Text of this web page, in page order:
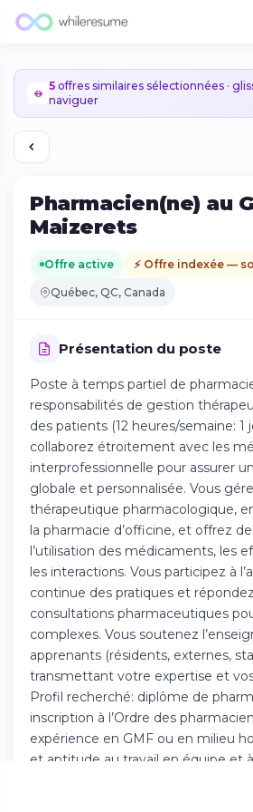
5 offres similaires sélectionnées ·
naviguer
Pharmacien(ne) au
Maizerets
Offre active ⚡ Offre indexée —
Québec, QC, Canada
Présentation du poste
Poste à temps partiel de
responsabilités de gestion
des patients (12 heures/semaine: 1
collaborez étroitement avec les
interprofessionnelle pour assurer
globale et personnalisée. Vous
thérapeutique pharmacologique,
la pharmacie d’officine, et offrez
l’utilisation des médicaments, les
les interactions. Vous participez à
continue des pratiques et
consultations pharmaceutiques
complexes. Vous soutenez
apprenants (résidents, externes,
transmettant votre expertise et
Profil recherché: diplôme de
inscription à l’Ordre des
expérience en GMF ou en milieu
et aptitude au travail en équipe et
Continuer sur iPhone
Téléchargez l'app sur l'App
Continuer sur Android
Téléchargez l'app sur
Se connecter sur le
Accédez à votre compte
navigateur